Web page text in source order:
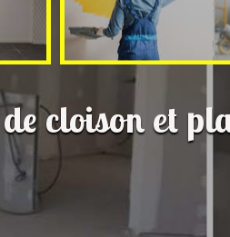
cloison et